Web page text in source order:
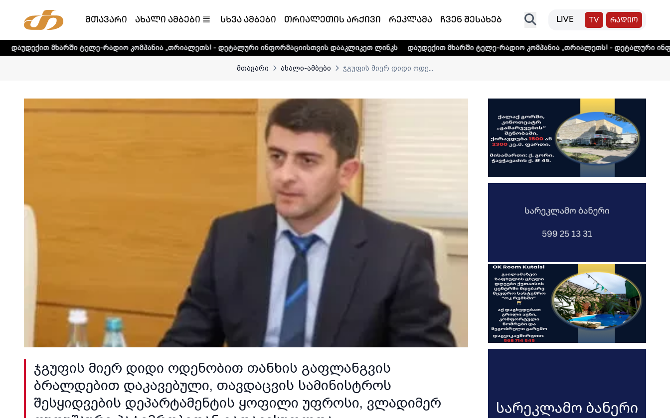
მთავარი ახალი ამბები სხვა ამბები თრიალეთის არქივი რეკლამა ჩვენ შესახებ LIVE TV რადიო
ტელე-რადიო კომპანია „თრიალეთს! - დეტალური ინფორმაციისთვის დააკლიკეთ ლინკს დაუდექით მხარში ტელე-რადიო კომპანია „თრიალეთს! - დეტალური ინფორმაციისთვის
მთავარი ახალი-ამბები ჯგუფის მიერ დიდი ოდე...
ჯგუფის მიერ დიდი ოდენობით თანხის გაფლანგვის
ბრალდებით დაკავებული, თავდაცვის სამინისტროს
შესყიდვების დეპარტამენტის ყოფილი უფროსი, ვლადიმერ